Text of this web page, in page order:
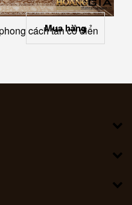
cách tân cổ điển
Mua hàng